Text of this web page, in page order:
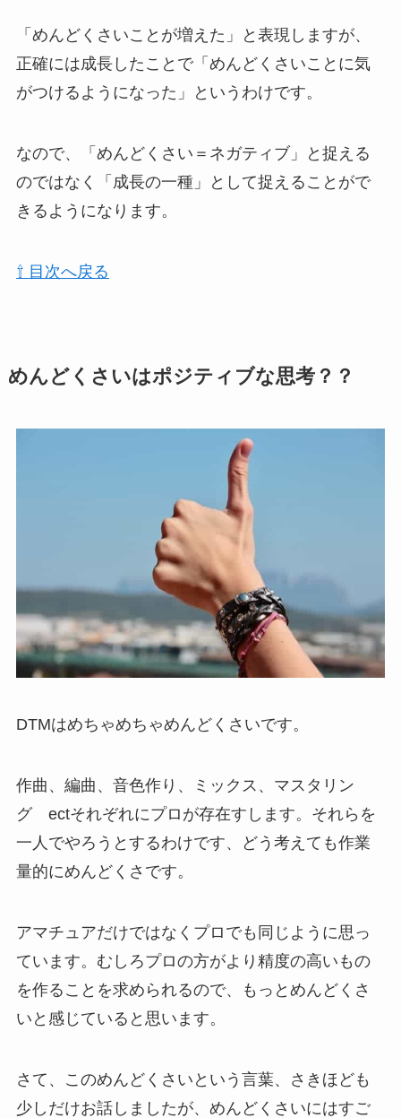
「めんどくさいことが増えた」と表現しますが、
正確には成長したことで「めんどくさいことに気
がつけるようになった」
というわけです。
なので、「めんどくさい＝ネガティブ」と捉える
のではなく「成長の一種」として捉えることがで
きるようになります。
⇧ 目次へ戻る
めんどくさいはポジティブな思考？？
DTMはめちゃめちゃめんどくさいです。
作曲、編曲、音色作り、ミックス、マスタリン
グ ectそれぞれにプロが存在すします。それらを
一人でやろうとするわけです、どう考えても作業
量的にめんどくさです。
アマチュアだけではなくプロでも同じように思っ
ています。むしろプロの方がより精度の高いもの
を作ることを求められるので、もっとめんどくさ
いと感じていると思います。
さて、このめんどくさいという言葉、さきほども
少しだけお話しましたが、めんどくさいにはすご